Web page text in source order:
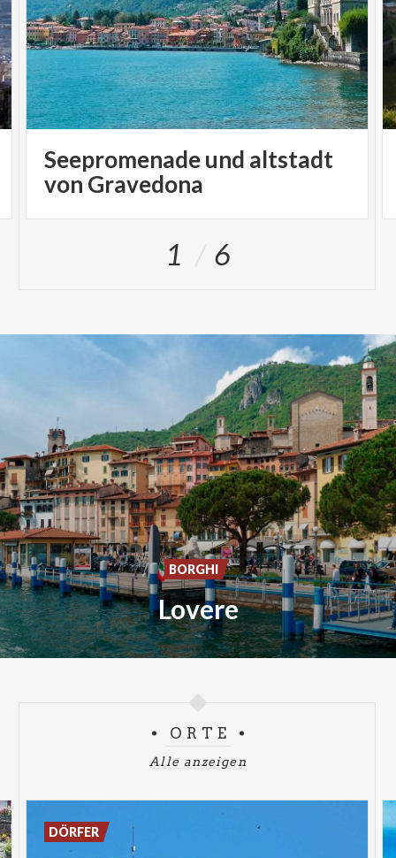
Seepromenade und altstadt
von Gravedona
1 6
Lovere
BORGHI
ORTE
Alle anzeigen
DÖRFER